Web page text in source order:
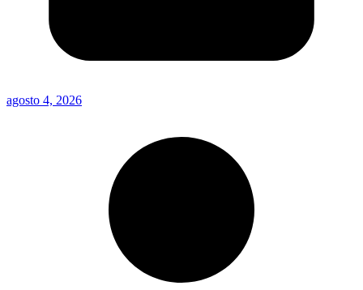
agosto 4, 2026